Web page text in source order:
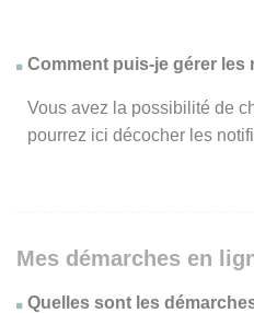
Comment puis-je gérer
Vous avez la possibilité de
pourrez ici décocher les
Mes démarches en
Quelles sont les